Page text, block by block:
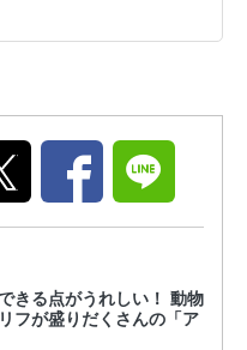
きる点がうれしい！ 動物
フが盛りだくさんの「ア